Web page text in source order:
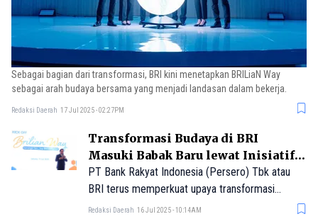
Sebagai bagian dari transformasi, BRI kini menetapkan BRILiaN Way
sebagai arah budaya bersama yang menjadi landasan dalam bekerja.
Redaksi Daerah 17 Jul 2025 - 02:27PM
Transformasi Budaya di BRI
Masuki Babak Baru lewat Inisiatif
BRILiaN Way
PT Bank Rakyat Indonesia (Persero) Tbk atau
BRI terus memperkuat upaya transformasi
secara menyeluruh guna mencapai visi menjadi
Redaksi Daerah 16 Jul 2025 - 10:14AM